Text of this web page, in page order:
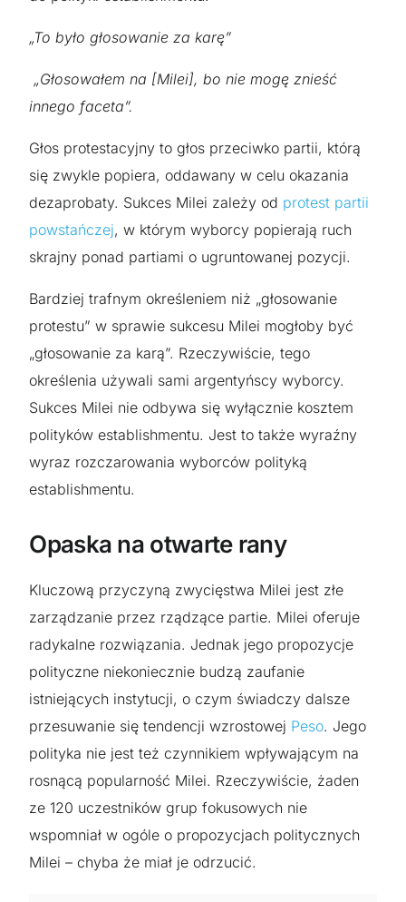
„To było głosowanie za karę”
„Głosowałem na [Milei], bo nie mogę znieść
innego faceta”.
Głos protestacyjny to głos przeciwko partii, którą
się zwykle popiera, oddawany w celu okazania
dezaprobaty. Sukces Milei zależy od protest partii
powstańczej, w którym wyborcy popierają ruch
skrajny ponad partiami o ugruntowanej pozycji.
Bardziej trafnym określeniem niż „głosowanie
protestu” w sprawie sukcesu Milei mogłoby być
„głosowanie za karą”. Rzeczywiście, tego
określenia używali sami argentyńscy wyborcy.
Sukces Milei nie odbywa się wyłącznie kosztem
polityków establishmentu. Jest to także wyraźny
wyraz rozczarowania wyborców polityką
establishmentu.
Opaska na otwarte rany
Kluczową przyczyną zwycięstwa Milei jest złe
zarządzanie przez rządzące partie. Milei oferuje
radykalne rozwiązania. Jednak jego propozycje
polityczne niekoniecznie budzą zaufanie
istniejących instytucji, o czym świadczy dalsze
przesuwanie się tendencji wzrostowej Peso. Jego
polityka nie jest też czynnikiem wpływającym na
rosnącą popularność Milei. Rzeczywiście, żaden
ze 120 uczestników grup fokusowych nie
wspomniał w ogóle o propozycjach politycznych
Milei – chyba że miał je odrzucić.